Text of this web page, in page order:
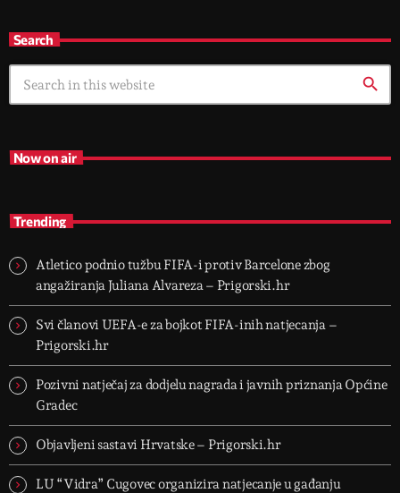
Search
search
Now on air
Trending
Atletico podnio tužbu FIFA-i protiv Barcelone zbog
angažiranja Juliana Alvareza – Prigorski.hr
Svi članovi UEFA-e za bojkot FIFA-inih natjecanja –
Prigorski.hr
Pozivni natječaj za dodjelu nagrada i javnih priznanja Općine
Gradec
Objavljeni sastavi Hrvatske – Prigorski.hr
LU “Vidra” Cugovec organizira natjecanje u gađanju